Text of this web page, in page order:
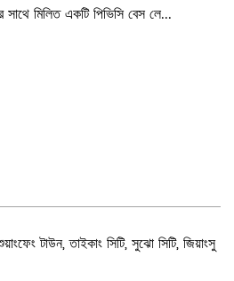
সাথে মিলিত একটি পিভিসি বেস লে...
টাউন, তাইকাং সিটি, সুঝো সিটি, জিয়াংসু